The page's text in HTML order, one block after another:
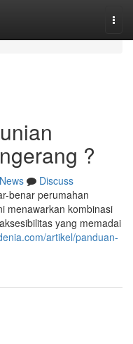
?
News
Discuss
benar perumahan
menawarkan kombinasi
yang memadai
artikel/panduan-